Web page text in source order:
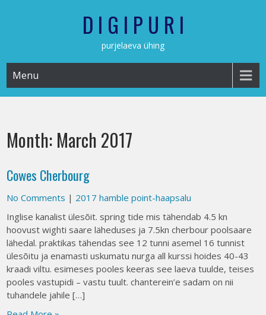
D I G I P U R I
purjelaeva ühing
Menu
Month: March 2017
Cowes Cherbourg
No Comments | 2017 hamble point-haapsalu
Inglise kanalist ülesõit. spring tide mis tähendab 4.5 kn
hoovust wighti saare läheduses ja 7.5kn cherbour poolsaare
lähedal. praktikas tähendas see 12 tunni asemel 16 tunnist
ülesõitu ja enamasti uskumatu nurga all kurssi hoides 40-43
kraadi viltu. esimeses pooles keeras see laeva tuulde, teises
pooles vastupidi – vastu tuult. chanterein’e sadam on nii
tuhandele jahile […]